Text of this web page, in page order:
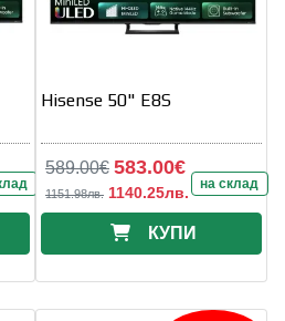
Hisense 50" E8S
589.00€ 583.00€
1151.98лв. 1140.25лв. на склад
КУПИ